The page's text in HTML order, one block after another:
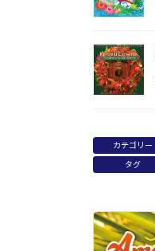
カテゴリー
タグ